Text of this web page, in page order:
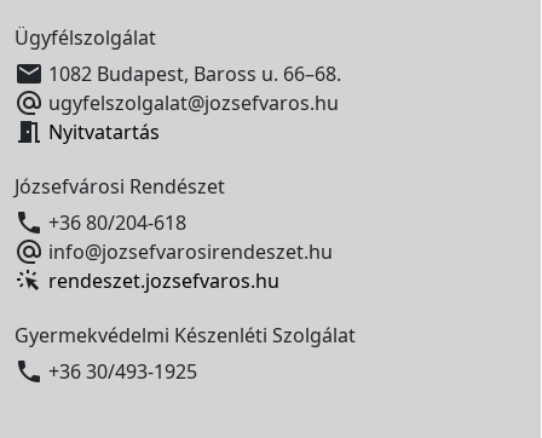
Ügyfélszolgálat
 1082 Budapest, Baross u. 66–68.
 ugyfelszolgalat@jozsefvaros.hu
 Nyitvatartás
Józsefvárosi Rendészet
 +36 80/204-618
 info@jozsefvarosirendeszet.hu
rendeszet.jozsefvaros.hu
Gyermekvédelmi Készenléti Szolgálat
 +36 30/493-1925